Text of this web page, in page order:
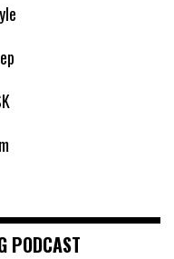
PODCAST